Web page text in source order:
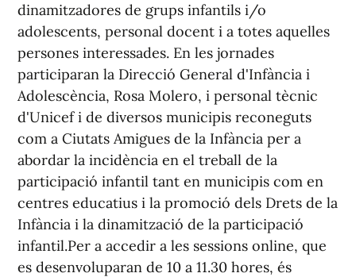
dinamitzadores de grups infantils i/o
adolescents, personal docent i a totes aquelles
persones interessades. En les jornades
participaran la Direcció General d'Infància i
Adolescència, Rosa Molero, i personal tècnic
d'Unicef i de diversos municipis reconeguts
com a Ciutats Amigues de la Infància per a
abordar la incidència en el treball de la
participació infantil tant en municipis com en
centres educatius i la promoció dels Drets de la
Infància i la dinamització de la participació
infantil.Per a accedir a les sessions online, que
es desenvoluparan de 10 a 11.30 hores, és